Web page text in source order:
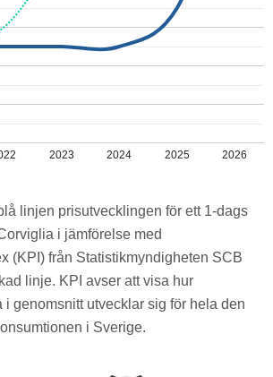
2023 2024 2025 2026
linjen prisutvecklingen för ett 1-dags
i jämförelse med
(KPI) från Statistikmyndigheten SCB
linje. KPI avser att visa hur
i genomsnitt utvecklar sig för hela den
i Sverige.